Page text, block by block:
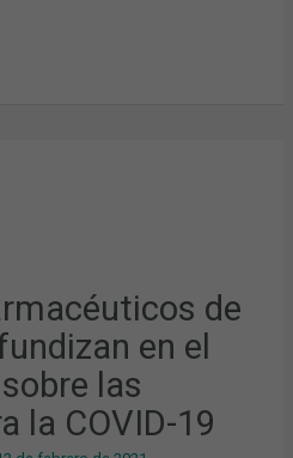
de
en el
las
la COVID-19